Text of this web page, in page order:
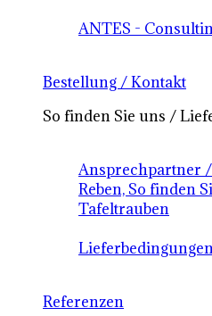
ANTES -
Bestellung / Kontakt
So finden Sie uns /
Ansprechpartner
Reben, So finden
Tafeltrauben
Referenzen